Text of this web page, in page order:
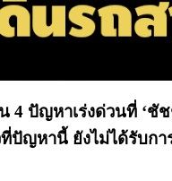
4 ปัญหาเร่งด่วนที่ ‘ชั
ปัญหานี้ ยังไม่ได้รับ